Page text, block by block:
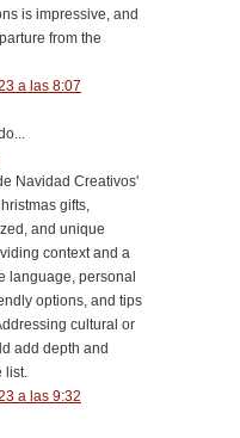
is impressive, and
from the
a las 8:07
Navidad Creativos'
gifts,
and unique
context and a
language, personal
options, and tips
cultural or
add depth and
a las 9:32